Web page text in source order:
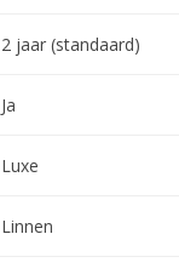
2 jaar (standaard)
Ja
Luxe
Linnen